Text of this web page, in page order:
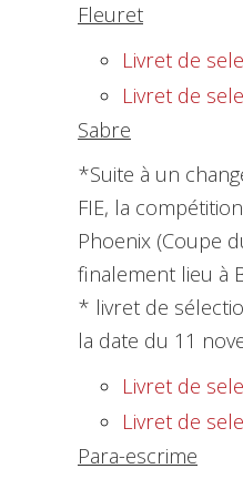
Fleuret
Livret de
Livret de
Sabre
*Suite à un
FIE, la
Phoenix (Coupe
finalement lieu à
* livret de
la date du 11
Livret de
Livret de
Para-escrime